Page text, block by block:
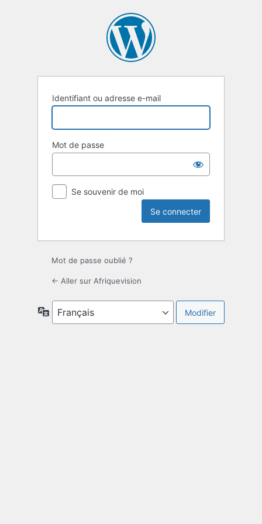
Identifiant ou adresse e-mail
Mot de passe
Se souvenir de moi
Mot de passe oublié ?
← Aller sur Afriquevision
Langue